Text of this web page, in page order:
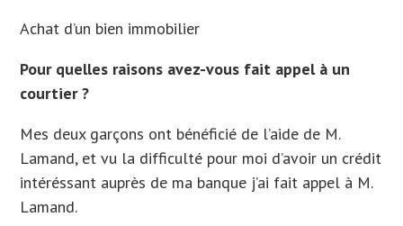
Achat d’un bien immobilier
Pour quelles raisons avez-vous fait appel à un
courtier ?
Mes deux garçons ont bénéficié de l’aide de M.
Lamand, et vu la difficulté pour moi d’avoir un crédit
intéréssant auprès de ma banque j’ai fait appel à M.
Lamand.